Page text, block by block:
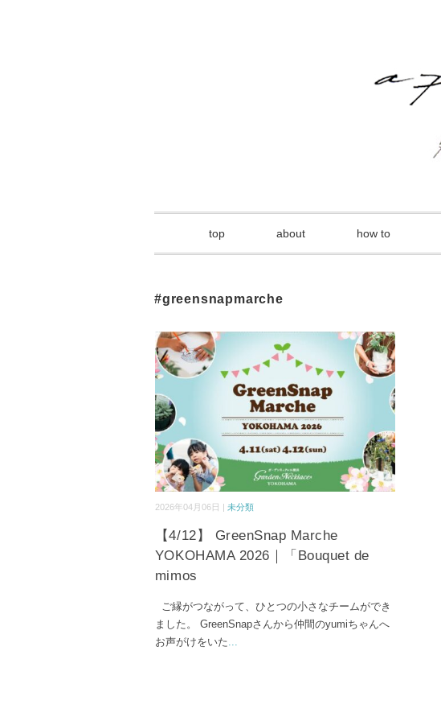
top about how to
#greensnapmarche
2026年04月06日 | 未分類
【4/12】 GreenSnap Marche
YOKOHAMA 2026｜「Bouquet de
mimos
ご縁がつながって、ひとつの小さなチームができ
ました。 GreenSnapさんから仲間のyumiちゃんへ
お声がけをいた...